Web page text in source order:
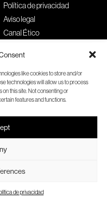
like cookies to store and/or
technologies will allow us to process
this site. Not consenting or
features and functions.
de privacidad
Política de privacidad
Aviso legal
Canal Ético